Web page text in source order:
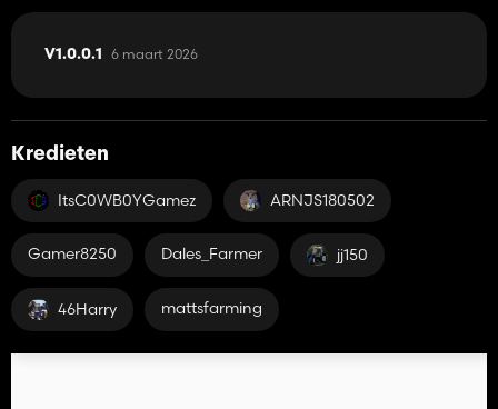
V1.0.0.1 6 maart 2026
Kredieten
ItsC0WB0YGamez ARNJS180502
Gamer8250 Dales_Farmer jj150
46Harry mattsfarming